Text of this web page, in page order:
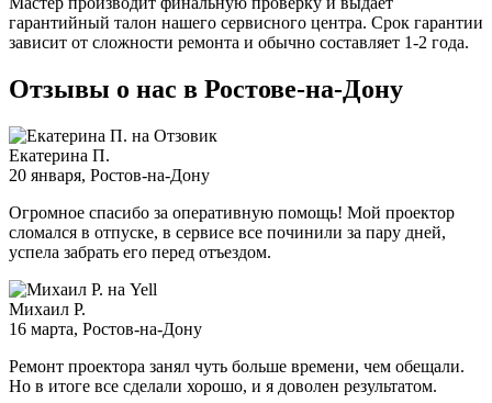
гарантийный талон нашего сервисного центра. Срок гарантии
зависит от сложности ремонта и обычно составляет 1-2 года.
Отзывы о нас в Ростове-на-Дону
Екатерина П.
20 января, Ростов-на-Дону
Огромное спасибо за оперативную помощь! Мой проектор
сломался в отпуске, в сервисе все починили за пару дней,
успела забрать его перед отъездом.
Михаил Р.
16 марта, Ростов-на-Дону
Ремонт проектора занял чуть больше времени, чем обещали.
Но в итоге все сделали хорошо, и я доволен результатом.